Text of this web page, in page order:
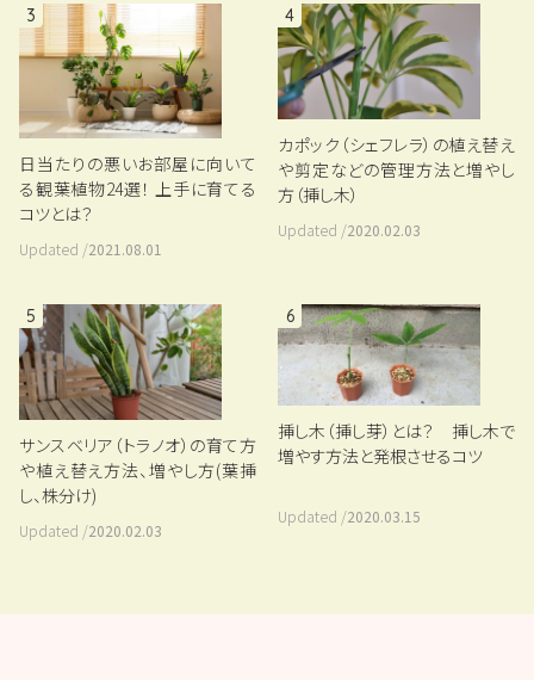
3
日当たりの悪いお部屋に向いて
る観葉植物24選！ 上手に育てる
コツとは？
Updated /2021.08.01
4
カポック（シェフレラ）の植え替え
や剪定などの管理方法と増やし
方（挿し木）
Updated /2020.02.03
5
サンスベリア（トラノオ）の育て方
や植え替え方法、増やし方(葉挿
し、株分け)
Updated /2020.02.03
6
挿し木（挿し芽）とは？ 挿し木で
増やす方法と発根させるコツ
Updated /2020.03.15